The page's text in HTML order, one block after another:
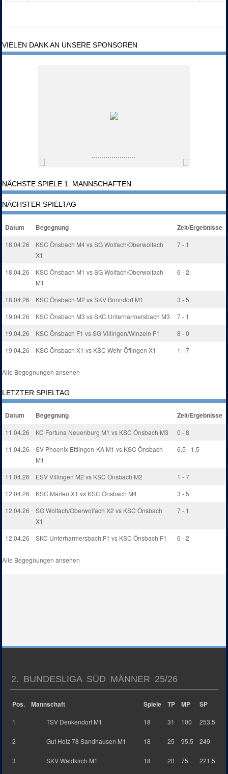
VIELEN DANK AN UNSERE SPONSOREN
NÄCHSTE SPIELE 1. MANNSCHAFTEN
NÄCHSTER SPIELTAG
Datum Begegnung Zeit/Ergebnisse
18.04.26
KSC Önsbach M4 vs SG Wolfach/Oberwolfach
X1
7 - 1
18.04.26
KSC Önsbach M1 vs SG Wolfach/Oberwolfach
M1
6 - 2
18.04.26 KSC Önsbach M2 vs SKV Bonndorf M1
3 - 5
19.04.26
KSC Önsbach M3 vs SKC Unterharmersbach M3
7 - 1
19.04.26
KSC Önsbach F1 vs SG Villingen/Winzeln F1
8 - 0
19.04.26
KSC Önsbach X1 vs KSC Wehr-Öflingen X1 1 - 7
Alle Begegnungen ansehen
LETZTER SPIELTAG
Datum Begegnung Zeit/Ergebnisse
11.04.26 KC Fortuna Neuenburg M1 vs KSC Önsbach M3
0 - 8
11.04.26
SV Phoenix Ettlingen-KA M1 vs KSC Önsbach
M1
6,5 - 1,5
11.04.26 ESV Villingen M2 vs KSC Önsbach M2
1 - 7
12.04.26
KSC Marlen X1 vs KSC Önsbach M4
3 - 5
12.04.26
SG Wolfach/Oberwolfach X2 vs KSC Önsbach
X1
7 - 1
12.04.26 SKC Unterharmersbach F1 vs KSC Önsbach F1 6 - 2
Alle Begegnungen ansehen
2. BUNDESLIGA SÜD MÄNNER 25/26
Pos. Mannschaft Spiele TP MP SP
1 TSV Denkendorf M1 18 31 100 253,5
2 Gut Holz 78 Sandhausen M1 18 25 95,5 249
3 SKV Waldkirch M1 18 20 75 221,5